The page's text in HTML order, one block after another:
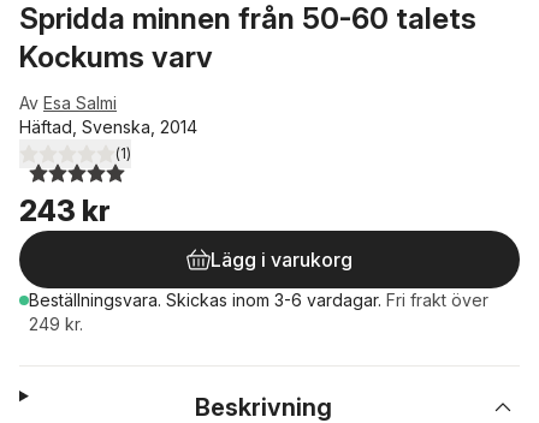
Spridda minnen från 50-60 talets
Kockums varv
Av Esa Salmi
Häftad, Svenska, 2014
5,0utav 5 stjärnor. Totalt antal röster:
(1)
243 kr
Lägg i varukorg
Beställningsvara. Skickas inom 3-6 vardagar. Fri frakt över
249 kr.
Beskrivning